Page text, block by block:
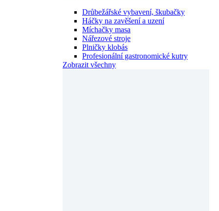
Drůbežářské vybavení, škubačky
Háčky na zavěšení a uzení
Míchačky masa
Nářezové stroje
Plničky klobás
Profesionální gastronomické kutry
Zobrazit všechny